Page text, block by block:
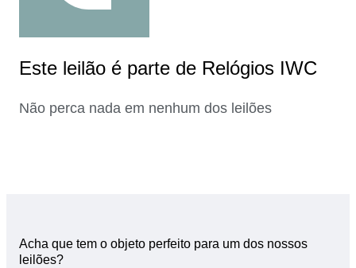
Este leilão é parte de Relógios IWC
Não perca nada em nenhum dos leilões
Acha que tem o objeto perfeito para um dos nossos
leilões?